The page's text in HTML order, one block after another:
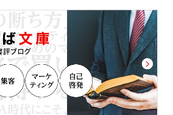
会社、合同会社の設立登記は、お任せ
ください。 4.成年後見 成年後見・保
佐・補助の申立ても、承っておりま
す。 5.遺言 遺言の作成を考えておられ
る方は、お問い合わせください。 6.不
動産登記 売買、贈与、財産分与、抵当
権抹消などの不動産登記全般もお任せ
ください。
る職場作りをお手伝いします。